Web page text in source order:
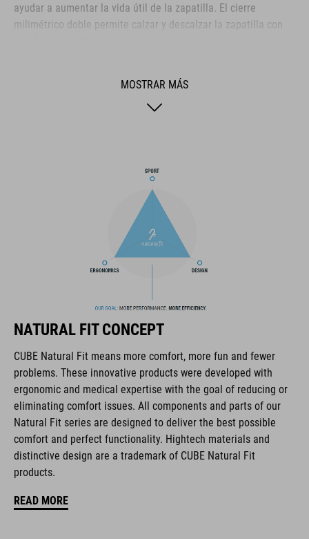
ayudar a aumentar la vida útil de la zapatilla. El cierre
milimétrico doble permite calzar y descalzar la zapatilla con
La puntera y el contrafuerte están reforzados para mayor
protección, la parte superior está perforada para proporcionar
alta calidad, basados constantemente en las tendencias
diseñadores en el desarrollo de accesorios y bicicletas, los
productos están perfectamente armonizados y ofrecen la
mejor combinación de diseño, tecnología y usabilidad.
CARACTERÍSTICAS
suela exterior íntegramente de carbono
cierre milimétrico
horma ergonómica NF
MOSTRAR MÁS
NATURAL FIT CONCEPT
CUBE Natural Fit means more comfort, more fun and fewer
problems. These innovative products were developed with
ergonomic and medical expertise with the goal of reducing or
eliminating comfort issues. All components and parts of our
Natural Fit series are designed to deliver the best possible
comfort and perfect functionality. Hightech materials and
distinctive design are a trademark of CUBE Natural Fit
products.
READ MORE